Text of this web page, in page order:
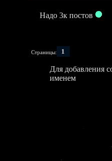
Надо 3к постов
Страницы: 1
Для добавления
именем